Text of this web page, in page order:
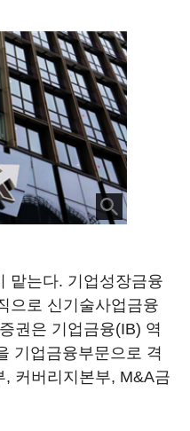
맡는다. 기업성장금융
으로 신기술사업금융
권은 기업금융(IB) 역
기업금융부문으로 격
커버리지본부, M&A금